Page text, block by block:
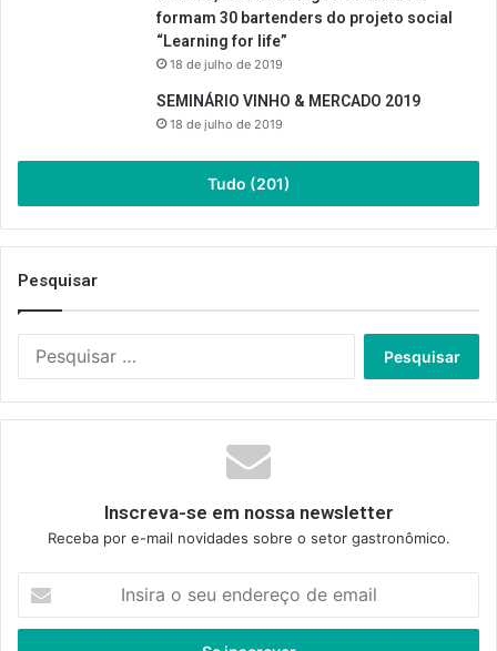
formam 30 bartenders do projeto social
“Learning for life”
18 de julho de 2019
SEMINÁRIO VINHO & MERCADO 2019
18 de julho de 2019
Tudo (201)
Pesquisar
Inscreva-se em nossa newsletter
Receba por e-mail novidades sobre o setor gastronômico.
seu